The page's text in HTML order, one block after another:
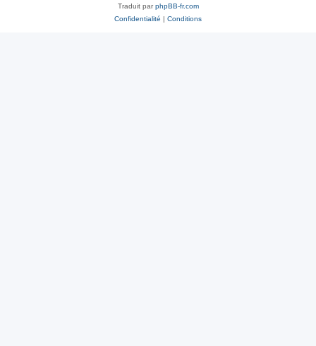
Traduit parphpBB-fr.com
Confidentialité | Conditions